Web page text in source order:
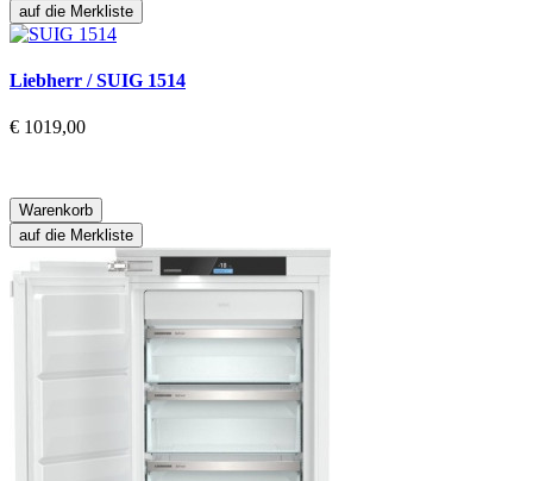
auf die Merkliste
Liebherr / SUIG 1514
€ 1019,00
Warenkorb
auf die Merkliste